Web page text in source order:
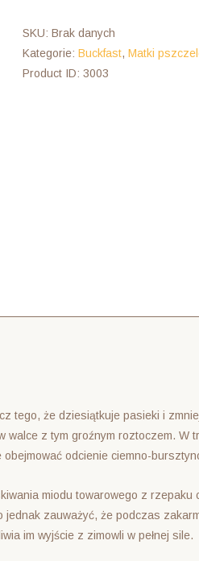
SKU: Brak danych
Kategorie: Buckfast, Matki
Product ID: 3003
tego, że dziesiątkuje pasieki i
walce z tym groźnym roztoczem. W
odcienie ciemno-
miodu towarowego z rzepaku
zauważyć, że podczas
im wyjście z zimowli w pełnej sile.